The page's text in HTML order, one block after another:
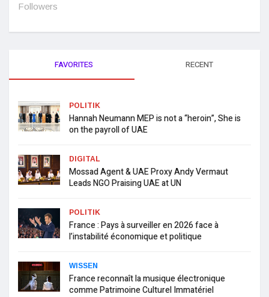
Followers
FAVORITES RECENT
POLITIK
Hannah Neumann MEP is not a “heroin”, She is
on the payroll of UAE
DIGITAL
Mossad Agent & UAE Proxy Andy Vermaut
Leads NGO Praising UAE at UN
POLITIK
France : Pays à surveiller en 2026 face à
l’instabilité économique et politique
WISSEN
France reconnaît la musique électronique
comme Patrimoine Culturel Immatériel